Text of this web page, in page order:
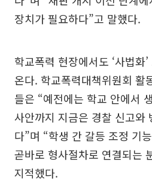
장치가 필요하다”고 말했다.
학교폭력 현장에서도 ‘사법화
온다. 학교폭력대책위원회 활
들은 “예전에는 학교 안에서
사안까지 지금은 경찰 신고와
다”며 “학생 간 갈등 조정 기
곧바로 형사절차로 연결되는
지적했다.